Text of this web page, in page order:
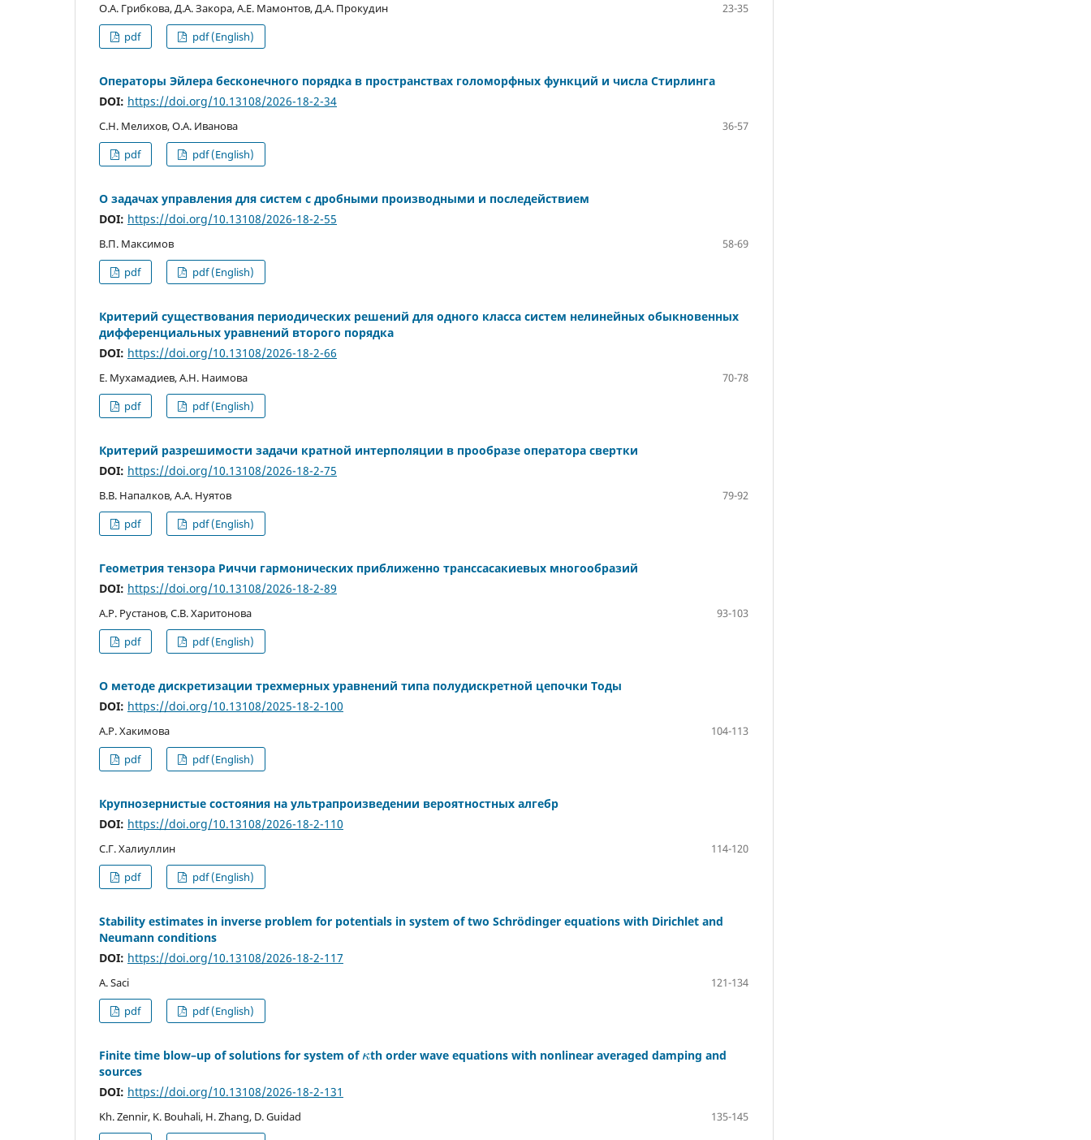
О.А. Грибкова, Д.А. Закора, А.Е. Мамонтов, Д.А. Прокудин
23-35
pdf
pdf (English)
Операторы Эйлера бесконечного порядка в пространствах голоморфных функций и числа Стирлинга
DOI: https://doi.org/10.13108/2026-18-2-34
С.Н. Мелихов, О.А. Иванова
36-57
pdf
pdf (English)
О задачах управления для систем с дробными производными и последействием
DOI: https://doi.org/10.13108/2026-18-2-55
В.П. Максимов
58-69
pdf
pdf (English)
Критерий существования периодических решений для одного класса систем нелинейных обыкновенных
дифференциальных уравнений второго порядка
DOI: https://doi.org/10.13108/2026-18-2-66
Е. Мухамадиев, А.Н. Наимова
70-78
pdf
pdf (English)
Критерий разрешимости задачи кратной интерполяции в прообразе оператора свертки
DOI: https://doi.org/10.13108/2026-18-2-75
В.В. Напалков, А.А. Нуятов
79-92
pdf
pdf (English)
Геометрия тензора Риччи гармонических приближенно транссасакиевых многообразий
DOI: https://doi.org/10.13108/2026-18-2-89
А.Р. Рустанов, С.В. Харитонова
93-103
pdf
pdf (English)
О методе дискретизации трехмерных уравнений типа полудискретной цепочки Тоды
DOI: https://doi.org/10.13108/2025-18-2-100
А.Р. Хакимова
104-113
pdf
pdf (English)
Крупнозернистые состояния на ультрапроизведении вероятностных алгебр
DOI: https://doi.org/10.13108/2026-18-2-110
С.Г. Халиуллин
114-120
pdf
pdf (English)
Stability estimates in inverse problem for potentials in system of two Schr¨odinger equations with Dirichlet and
Neumann conditions
DOI: https://doi.org/10.13108/2026-18-2-117
A. Saci
121-134
pdf
pdf (English)
Finite time blow–up of solutions for system of κth order wave equations with nonlinear averaged damping and
sources
DOI: https://doi.org/10.13108/2026-18-2-131
Kh. Zennir, K. Bouhali, H. Zhang, D. Guidad
135-145